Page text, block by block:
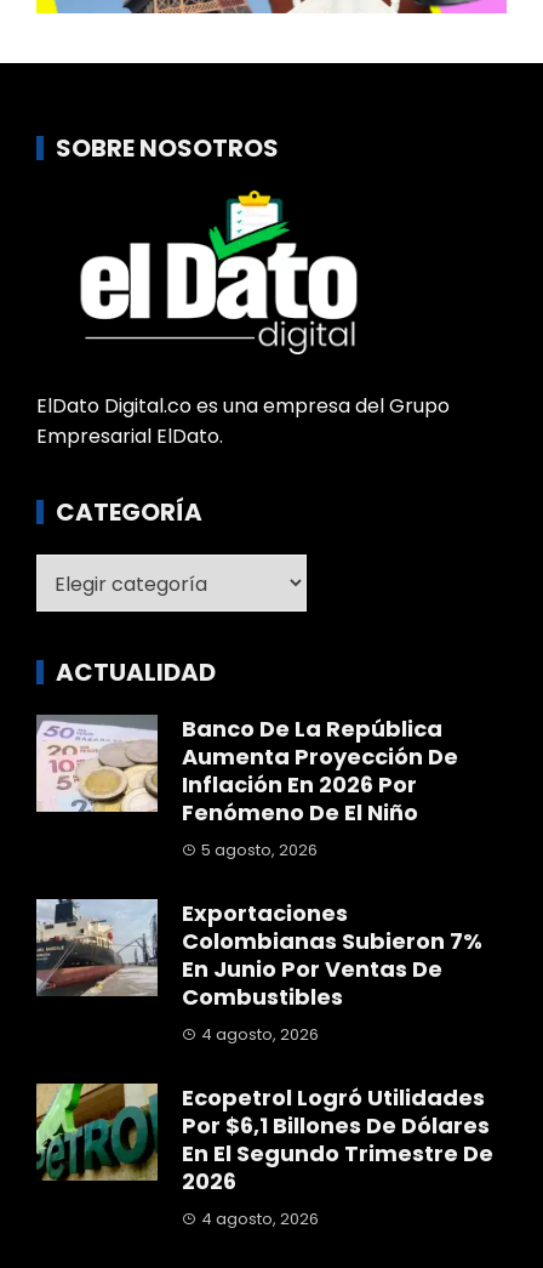
SOBRE NOSOTROS
ElDato Digital.co es una empresa del Grupo
Empresarial ElDato.
CATEGORÍA
ACTUALIDAD
Banco De La República
Aumenta Proyección De
Inflación En 2026 Por
Fenómeno De El Niño
5 agosto, 2026
Exportaciones
Colombianas Subieron 7%
En Junio Por Ventas De
Combustibles
4 agosto, 2026
Ecopetrol Logró Utilidades
Por $6,1 Billones De Dólares
En El Segundo Trimestre De
2026
4 agosto, 2026